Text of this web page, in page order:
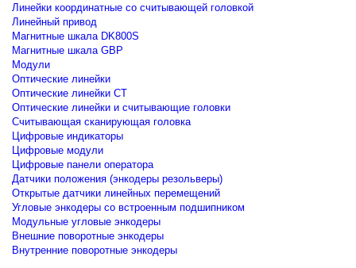
Линейки координатные со считывающей головкой
Линейный привод
Магнитные шкала DK800S
Магнитные шкала GBP
Модули
Оптические линейки
Оптические линейки CT
Оптические линейки и считывающие головки
Считывающая сканирующая головка
Цифровые индикаторы
Цифровые модули
Цифровые панели оператора
Датчики положения (энкодеры резольверы)
Открытые датчики линейных перемещений
Угловые энкодеры со встроенным подшипником
Модульные угловые энкодеры
Внешние поворотные энкодеры
Внутренние поворотные энкодеры